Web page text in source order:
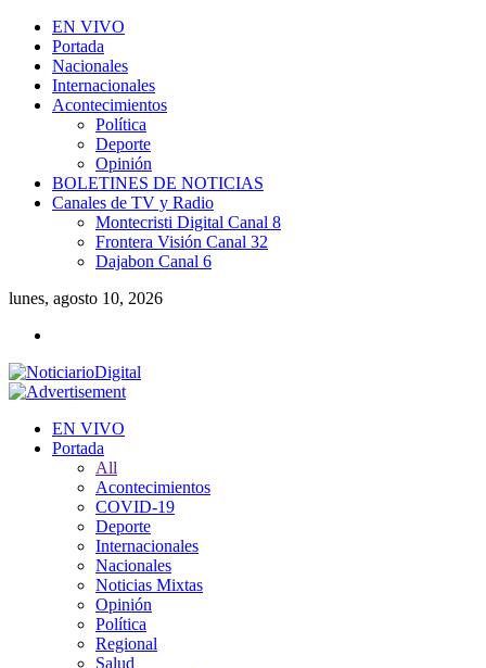
EN VIVO
Portada
Nacionales
Internacionales
Acontecimientos
Política
Deporte
Opinión
BOLETINES DE NOTICIAS
Canales de TV y Radio
Montecristi Digital Canal 8
Frontera Visión Canal 32
Dajabon Canal 6
lunes, agosto 10, 2026
EN VIVO
Portada
All
Acontecimientos
COVID-19
Deporte
Internacionales
Nacionales
Noticias Mixtas
Opinión
Política
Regional
Salud